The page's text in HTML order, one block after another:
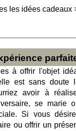
les idées cadeaux
à offrir l'objet
est sans doute
avoir à
se marie
Si vous
ou offrir un